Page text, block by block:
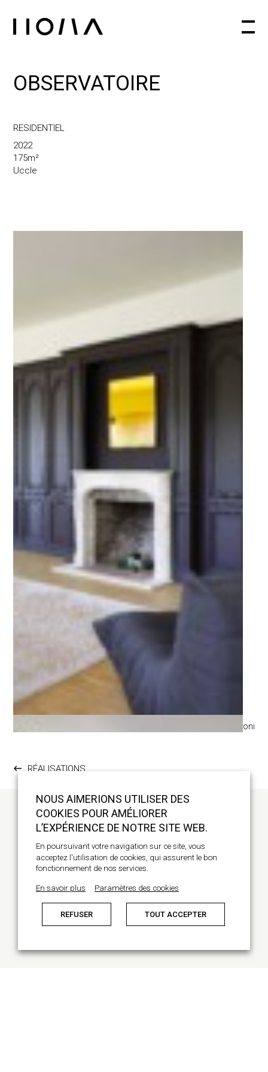
UPGRADING SPACES
BY DESIGNING THE INTERIOR
OF TOMORROW
ARCHITECTE D’INTÉRIEUR – TOUT
RÉALISATIONS
FONCTIONNEMENT
À PROPOS
CONTACT
OBSERVATOIRE
RESIDENTIEL
2022
175m²
Uccle
©Laetizia Bazzoni
RÉALISATIONS
CONTACTEZ-NOUS
+32 494 31 64 03
hi@homainteriors.com
NOUS AIMERIONS UTILISER DES
COOKIES POUR AMÉLIORER
L’EXPÉRIENCE DE NOTRE SITE WEB.
En poursuivant votre navigation sur ce site, vous
acceptez l'utilisation de cookies, qui assurent le bon
fonctionnement de nos services.
En savoir plus Paramètres des cookies
REFUSER TOUT ACCEPTER